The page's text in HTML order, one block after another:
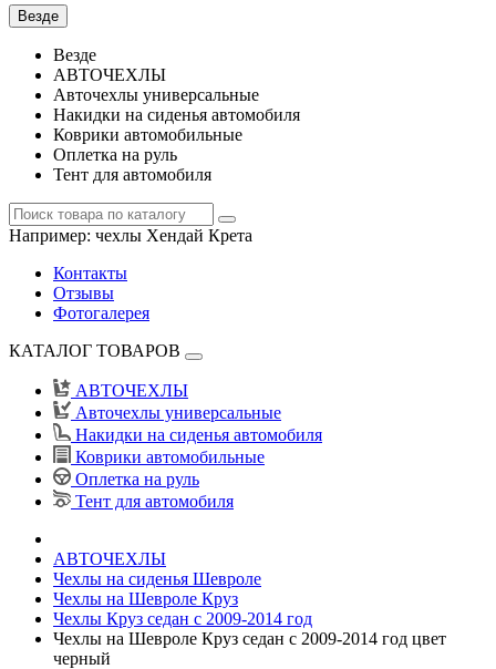
Везде
Везде
АВТОЧЕХЛЫ
Авточехлы универсальные
Накидки на сиденья автомобиля
Коврики автомобильные
Оплетка на руль
Тент для автомобиля
Например: чехлы Хендай Крета
Контакты
Отзывы
Фотогалерея
КАТАЛОГ ТОВАРОВ
АВТОЧЕХЛЫ
Авточехлы универсальные
Накидки на сиденья автомобиля
Коврики автомобильные
Оплетка на руль
Тент для автомобиля
АВТОЧЕХЛЫ
Чехлы на сиденья Шевроле
Чехлы на Шевроле Круз
Чехлы Круз седан с 2009-2014 год
Чехлы на Шевроле Круз седан с 2009-2014 год цвет
черный